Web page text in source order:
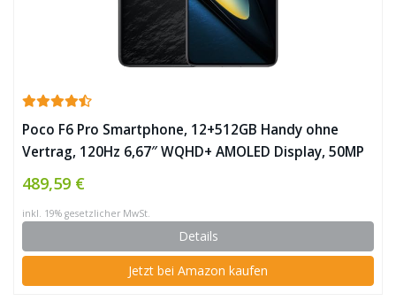
Poco F6 Pro Smartphone, 12+512GB Handy ohne
Vertrag, 120Hz 6,67″ WQHD+ AMOLED Display, 50MP
OIS Dreifach-Kamera, 5000mAh, 120W HyperCharge,
Dual-SIM, Black ✪
489,59 €
inkl. 19% gesetzlicher MwSt.
Details
Jetzt bei Amazon kaufen